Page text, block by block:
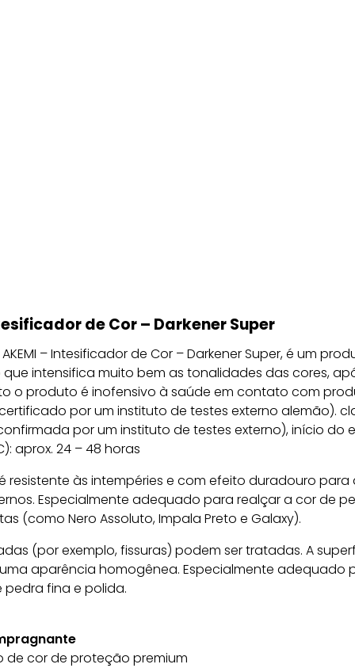
de Cor – Darkener Super
– Intesificador de Cor – Darkener Super, é um
intensifica muito bem as tonalidades das cores,
o produto é inofensivo à saúde em contato com
por um instituto de testes externo alemão).
por um instituto de testes externo), início do
aprox. 24 – 48 horas
resistente às intempéries e com efeito duradouro para
Especialmente adequado para realçar a cor de
(como Nero Assoluto, Impala Preto e Galaxy).
(por exemplo, fissuras) podem ser tratadas. A
aparência homogênea. Especialmente adequado
pedra fina e polida.
de cor de proteção premium